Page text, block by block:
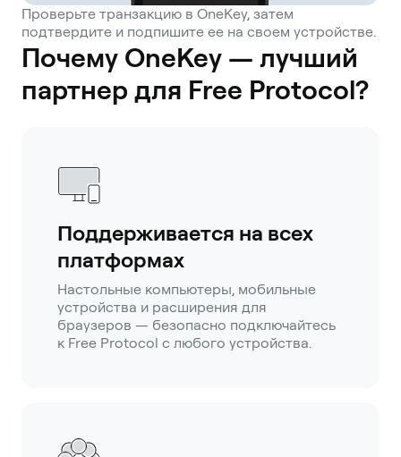
Проверьте транзакцию в OneKey, затем
подтвердите и подпишите ее на своем устройстве.
Почему OneKey — лучший
партнер для Free Protocol?
Поддерживается на всех
платформах
Настольные компьютеры, мобильные
устройства и расширения для
браузеров — безопасно подключайтесь
к Free Protocol с любого устройства.